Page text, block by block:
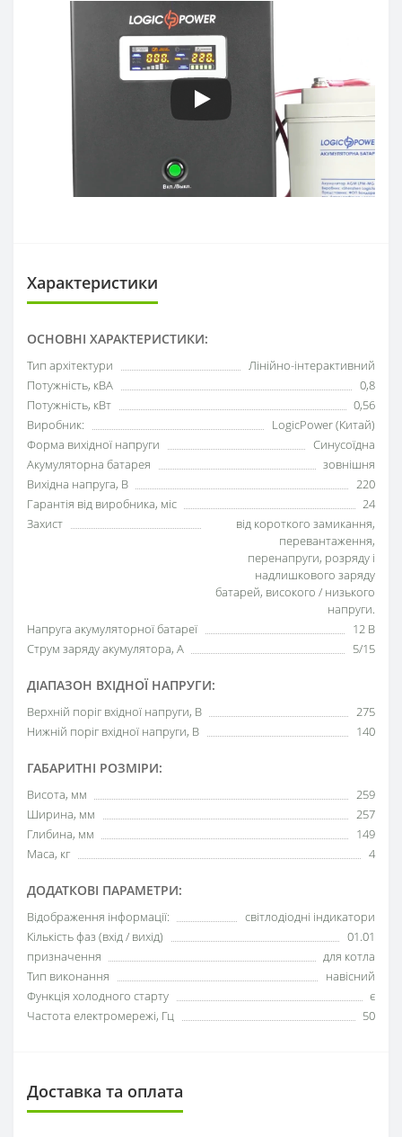
Характеристики
ОСНОВНІ ХАРАКТЕРИСТИКИ:
Тип архітектури
Лінійно-інтерактивний
Потужність, кВА
0,8
Потужність, кВт
0,56
Виробник:
LogicPower (Китай)
Форма вихідної напруги
Синусоїдна
Акумуляторна батарея
зовнішня
Вихідна напруга, В
220
Гарантія від виробника, міс
24
Захист
від короткого замикання,
перевантаження,
перенапруги, розряду і
надлишкового заряду
батарей, високого / низького
напруги.
Напруга акумуляторної батареї
12 В
Струм заряду акумулятора, А
5/15
ДІАПАЗОН ВХІДНОЇ НАПРУГИ:
Верхній поріг вхідної напруги, В
275
Нижній поріг вхідної напруги, В
140
ГАБАРИТНІ РОЗМІРИ:
Висота, мм
259
Ширина, мм
257
Глибина, мм
149
Маса, кг
4
ДОДАТКОВІ ПАРАМЕТРИ:
Відображення інформації:
світлодіодні індикатори
Кількість фаз (вхід / вихід)
01.01
призначення
для котла
Тип виконання
навісний
Функція холодного старту
є
Частота електромережі, Гц
50
Доставка та оплата